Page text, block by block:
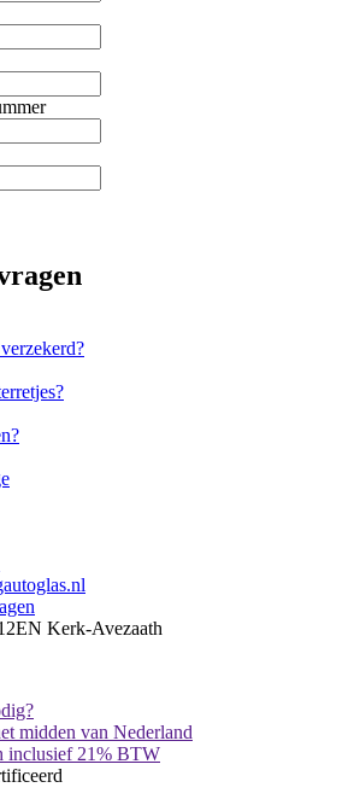
Kerk-Avezaath
midden van Nederland
inclusief 21% BTW